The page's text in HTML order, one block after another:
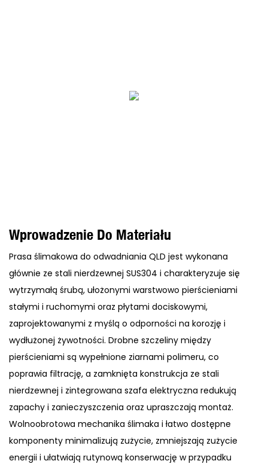
Wprowadzenie Do Materiału
Prasa ślimakowa do odwadniania QLD jest wykonana
głównie ze stali nierdzewnej SUS304 i charakteryzuje się
wytrzymałą śrubą, ułożonymi warstwowo pierścieniami
stałymi i ruchomymi oraz płytami dociskowymi,
zaprojektowanymi z myślą o odporności na korozję i
wydłużonej żywotności. Drobne szczeliny między
pierścieniami są wypełnione ziarnami polimeru, co
poprawia filtrację, a zamknięta konstrukcja ze stali
nierdzewnej i zintegrowana szafa elektryczna redukują
zapachy i zanieczyszczenia oraz upraszczają montaż.
Wolnoobrotowa mechanika ślimaka i łatwo dostępne
komponenty minimalizują zużycie, zmniejszają zużycie
energii i ułatwiają rutynową konserwację w przypadku